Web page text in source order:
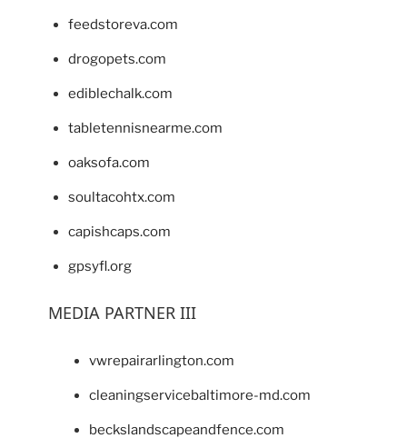
feedstoreva.com
drogopets.com
ediblechalk.com
tabletennisnearme.com
oaksofa.com
soultacohtx.com
capishcaps.com
gpsyfl.org
MEDIA PARTNER III
vwrepairarlington.com
cleaningservicebaltimore-md.com
beckslandscapeandfence.com